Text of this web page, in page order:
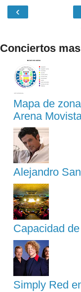
‹
Conciertos
Mapa de
Arena
Alejandro
Capacidad
Simply Red